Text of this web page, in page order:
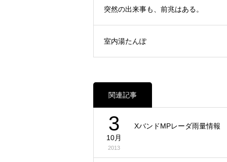
突然の出来事も、前兆はある。
室内湯たんぽ
関連記事
3
10月
2013
XバンドMPレーダ雨量情報